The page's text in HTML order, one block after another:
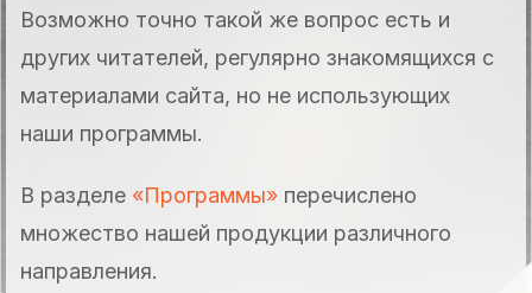
Возможно точно такой же вопрос есть и
других читателей, регулярно знакомящихся с
материалами сайта, но не использующих
наши программы.
В разделе «Программы» перечислено
множество нашей продукции различного
направления.